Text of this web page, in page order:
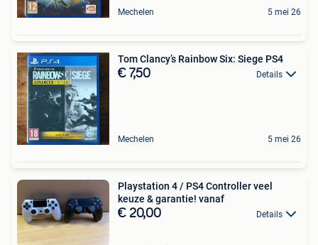
Mechelen 5 mei 26
Tom Clancy’s Rainbow Six: Siege PS4
€ 7,50 Details
Mechelen 5 mei 26
Playstation 4 / PS4 Controller veel
keuze & garantie! vanaf
€ 20,00 Details